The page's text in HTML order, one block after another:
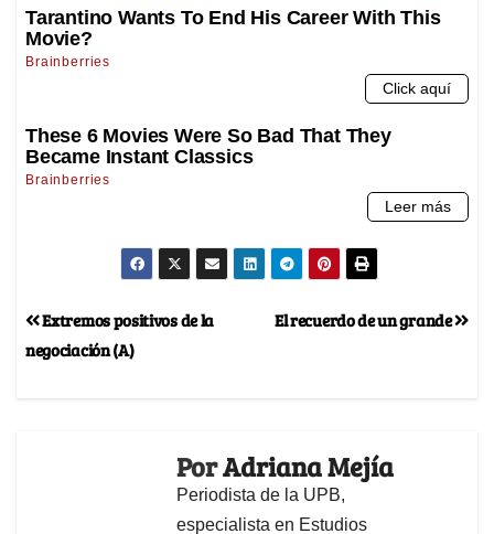
El recuerdo de un grande
Extremos positivos de la
negociación (A)
PorAdriana Mejía
Periodista de la UPB,
especialista en Estudios